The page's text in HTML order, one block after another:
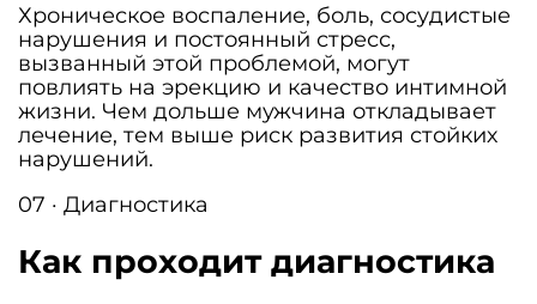
Хроническое воспаление, боль, сосудистые
нарушения и постоянный стресс,
вызванный этой проблемой, могут
повлиять на эрекцию и качество интимной
жизни. Чем дольше мужчина откладывает
лечение, тем выше риск развития стойких
нарушений.
07 · Диагностика
Как проходит диагностика